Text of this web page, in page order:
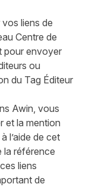
liens de
Centre de
pour envoyer
ou
du Tag Éditeur
Awin, vous
et la mention
l’aide de cet
la référence
liens
de